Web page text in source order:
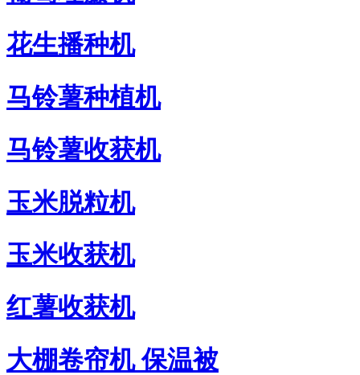
花生播种机
马铃薯种植机
马铃薯收获机
玉米脱粒机
玉米收获机
红薯收获机
大棚卷帘机 保温被